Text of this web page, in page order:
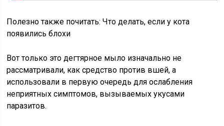
Полезно также почитать: Что делать, если у кота
появились блохи
Вот только это дегтярное мыло изначально не
рассматривали, как средство против вшей, а
использовали в первую очередь для ослабления
неприятных симптомов, вызываемых укусами
паразитов.